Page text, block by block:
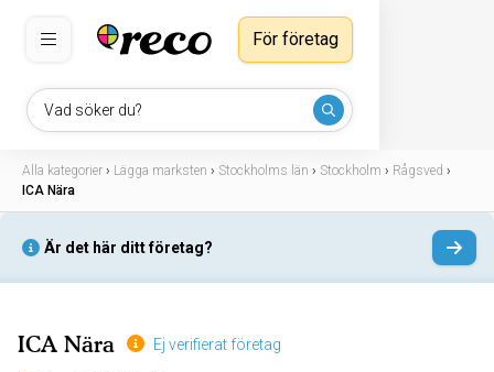
Vad söker du?
För företag
Alla kategorier › Lägga marksten › Stockholms län › Stockholm › Rågsved ›
ICA Nära
Är det här ditt företag?
ICA Nära Ej verifierat företag